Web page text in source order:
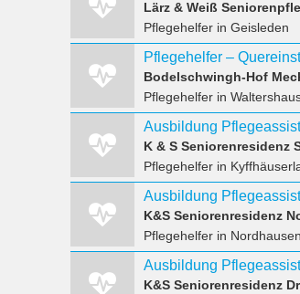
Lärz & Weiß
Pflegehelferin Geisleden
Bodelschwingh-Hof
Pflegehelferin
K & S Seniorenresidenz
Pflegehelferin
K&S Seniorenresidenz
Pflegehelferin Nordhausen
K&S Seniorenresidenz